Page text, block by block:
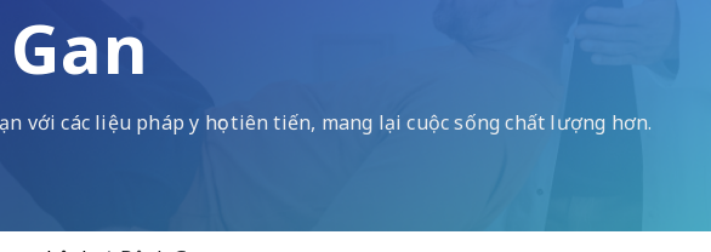
với các liệu pháp y học tiên tiến, mang lại cuộc sống chất lượng hơn.